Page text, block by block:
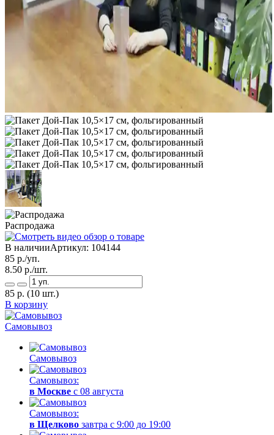
Распродажа
В наличииАртикул: 104144
85 р./уп.
8.50 р./шт.
85 р. (10 шт.)
В корзину
Самовывоз
Самовывоз
Самовывоз:
в Москве с 08 августа
Самовывоз:
в Щелково завтра с 9:00 до 19:00